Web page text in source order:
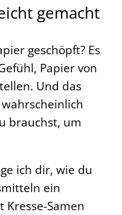
gemacht
geschöpft? Es
Papier von
Und das
brauchst, um
ich dir, wie du
ein
Kresse-Samen